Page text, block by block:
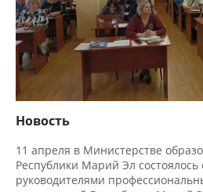
Новость
Республики Марий Эл состоялось
руководителями
организаций Республики Марий